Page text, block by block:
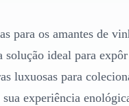
para os amantes de
ideal para
luxuosas para
sua experiência